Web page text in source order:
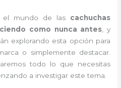
el mundo de las cachuchas
como nunca antes , y
explorando esta opción para
o simplemente destacar.
todo lo que necesitas
a investigar este tema.